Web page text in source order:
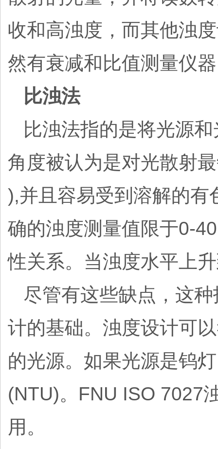
收和高浊度，而其他浊
然有衰减和比值测量仪
比浊法
比浊法指的是将光源
角度被认为是对光散射
),并且容易受到溶解的有
确的浊度测量值限于0-
性关系。当浊度水平上
尽管有这些缺点，这
计的基础。浊度设计可
的光源。如果光源是钨
(NTU)。FNU ISO 7027
用。